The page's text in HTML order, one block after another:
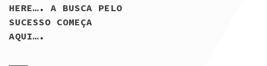
HERE…. A BUSCA PELO
SUCESSO COMEÇA
AQUI….